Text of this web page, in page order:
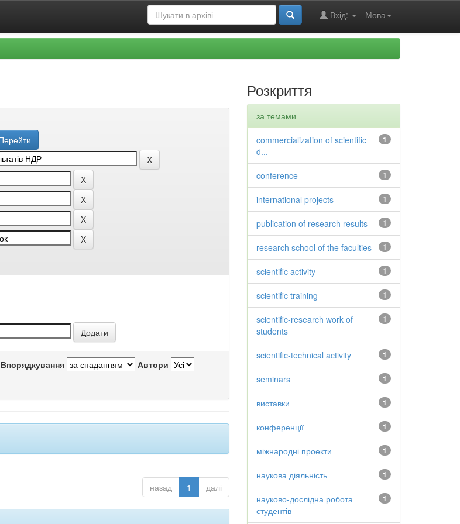
Мова
Вхід:
Впорядкування Автори
назад 1 далі
Розкриття
за темами
1
commercialization of scientific
d...
1
conference
1
international projects
1
publication of research results
1
research school of the faculties
1
scientific activity
1
scientific training
1
scientific-research work of
students
1
scientific-technical activity
1
seminars
1
виставки
1
конференції
1
міжнародні проекти
1
наукова діяльність
1
науково-дослідна робота
студентів